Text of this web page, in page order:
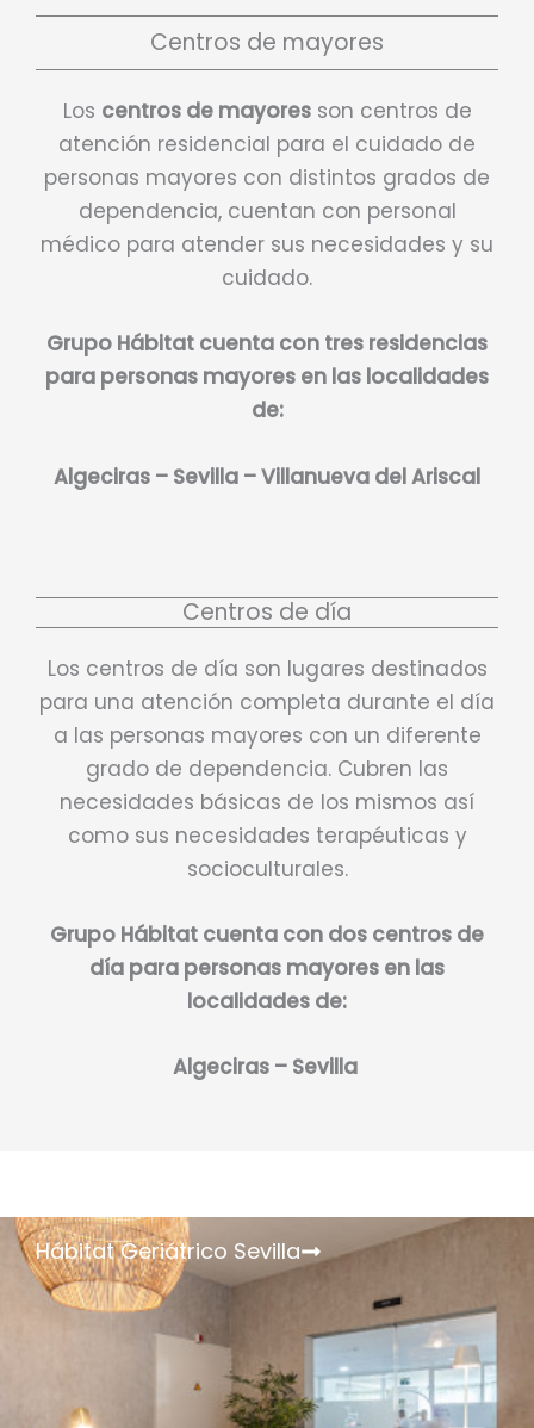
Centros de mayores
Los centros de mayoresson centros de
atención residencial para el cuidado de
personas mayores con distintos grados de
dependencia, cuentan con personal
médico para atender sus necesidades y su
cuidado.
Grupo Hábitat cuenta con tres residencias
para personas mayores en las localidades
de:
Algeciras – Sevilla – Villanueva del Ariscal
Centros de día
Los centros de día son lugares destinados
para una atención completa durante el día
a las personas mayores con un diferente
grado de dependencia. Cubren las
necesidades básicas de los mismos así
como sus necesidades terapéuticas y
socioculturales.
Grupo Hábitat cuenta con dos centros de
día para personas mayores en las
localidades de:
Algeciras – Sevilla
Hábitat Geriátrico Sevilla